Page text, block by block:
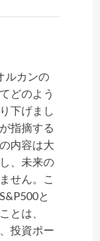
ルカンの
どのよう
下げまし
指摘する
内容は大
、未来の
せん。こ
と
とは、
投資ポー